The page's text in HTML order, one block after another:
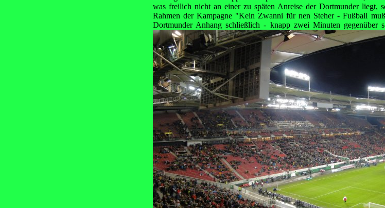
was freilich nicht an einer zu späten Anreise der Dortmunder liegt,
Rahmen der Kampagne "Kein Zwanni für nen Steher - Fußball
Dortmunder Anhang schließlich - knapp zwei Minuten gegenüber